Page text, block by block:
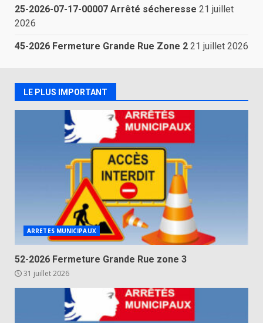
25-2026-07-17-00007 Arrêté sécheresse 21 juillet
2026
45-2026 Fermeture Grande Rue Zone 2 21 juillet 2026
LE PLUS IMPORTANT
ARRETES MUNICIPAUX
52-2026 Fermeture Grande Rue zone 3
31 juillet 2026